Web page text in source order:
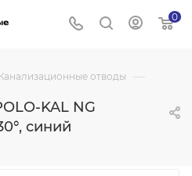
0
отводы —
KAL NG
синий